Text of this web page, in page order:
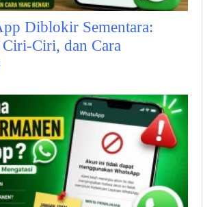
Diblokir Sementara:
Ciri-Ciri, dan Cara